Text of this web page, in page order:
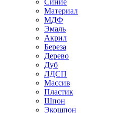
Синие
Материал
МДФ
Эмаль
Акрил
Береза
Дерево
Дуб
ЛДСП
Массив
Пластик
Шпон
Экошпон